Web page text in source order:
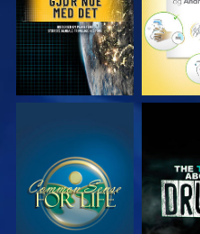
SE